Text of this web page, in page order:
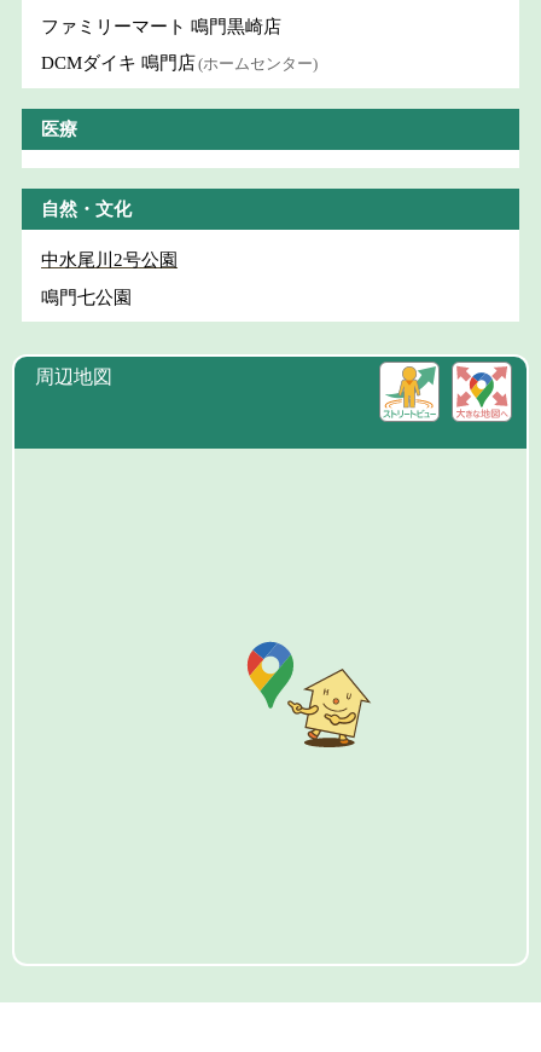
ファミリーマート 鳴門黒崎店
DCMダイキ 鳴門店(ホームセンター)
医療
自然・文化
中水尾川2号公園
鳴門七公園
周辺地図